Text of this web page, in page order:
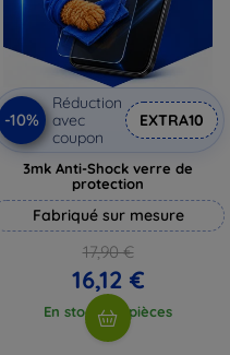
-10%
Réduction
avec
coupon
EXTRA10
3mk Anti-Shock verre de
protection
Fabriqué sur mesure
17,90 €
16,12 €
En stock > 5 pièces